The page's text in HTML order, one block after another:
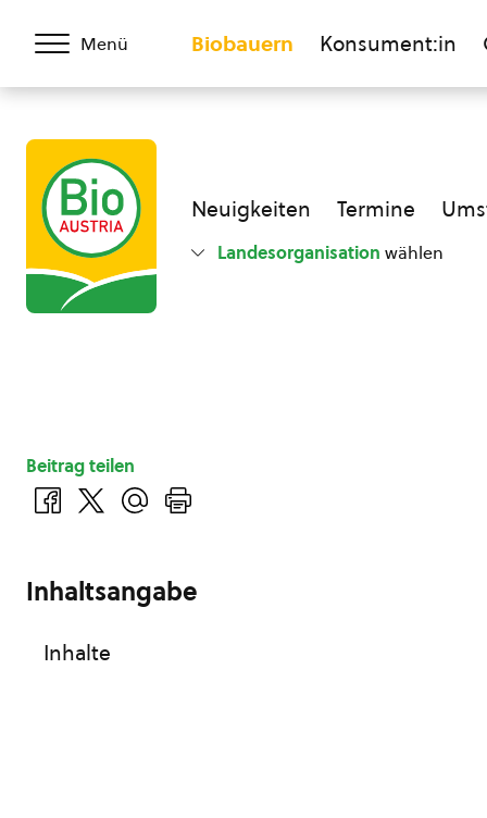
Menü Biobauern Konsument:in
Neuigkeiten Termine
Landesorganisation wählen
Beitrag teilen
Inhaltsangabe
Inhalte